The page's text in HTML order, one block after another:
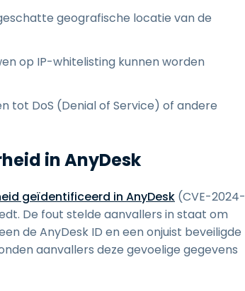
geografische locatie van de
op IP-whitelisting kunnen worden
tot DoS (Denial of Service) of andere
in AnyDesk
geïdentificeerd in AnyDesk (CVE-2024-
De fout stelde aanvallers in staat om
de AnyDesk ID en een onjuist beveiligde
aanvallers deze gevoelige gegevens